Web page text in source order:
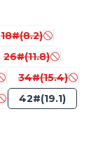
18#(8.2)
26#(11.8)
34#(15.4)
42#(19.1)